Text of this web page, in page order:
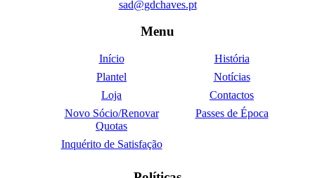
sad@gdchaves.pt
Menu
Início
História
Plantel
Notícias
Loja
Contactos
Novo Sócio/Renovar
Quotas
Passes de Época
Inquérito de Satisfação